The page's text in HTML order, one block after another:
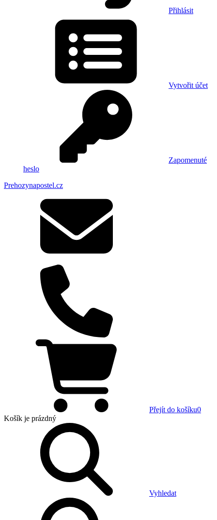
Přihlásit
Vytvořit účet
Zapomenuté
heslo
Prehozynapostel.cz
Přejít do košíku0
Košík je prázdný
Vyhledat